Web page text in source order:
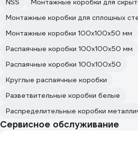
NSS
Монтажные коробки для
Монтажные коробки для сплошных
Монтажные коробки 100х100х50 мм
Распаячные коробки 100х100х50 мм
Распаячные коробки 100х100х50
Круглые распаячные коробки
Разветвительные коробки белые
Распределительные коробки
Сервисное обслуживание